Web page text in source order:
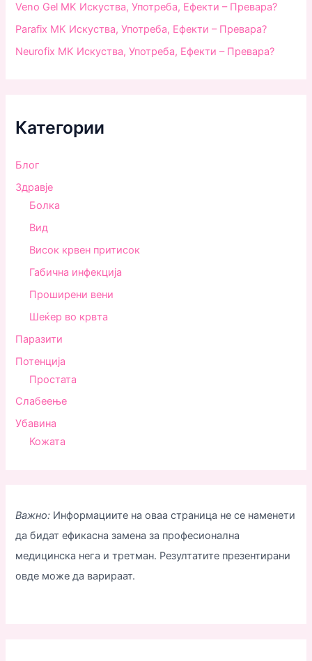
Veno Gel MK Искуства, Употреба, Ефекти – Превара?
Parafix MK Искуства, Употреба, Ефекти – Превара?
Neurofix MK Искуства, Употреба, Ефекти – Превара?
Категории
Блог
Здравjе
Болка
Вид
Висок крвен притисок
Габична инфекција
Проширени вени
Шеќер во крвта
Паразити
Потенција
Простата
Слабеење
Убавина
Кожата
Важно: Информациите на оваа страница не се наменети
да бидат ефикасна замена за професионална
медицинска нега и третман. Резултатите презентирани
овде може да варираат.